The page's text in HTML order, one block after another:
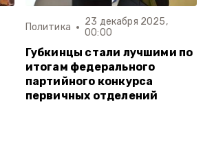
Политика
23 декабря 2025,
00:00
Губкинцы стали лучшими по
итогам федерального
партийного конкурса
первичных отделений